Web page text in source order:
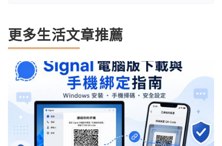
更多生活文章推薦